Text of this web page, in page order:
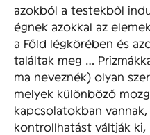
azokból a testekből
égnek azokkal az
a Főld légkörében és
találtak meg …
ma neveznék) olyan
melyek különböző
kapcsolatokban vannak,
kontrollhatást váltják ki,